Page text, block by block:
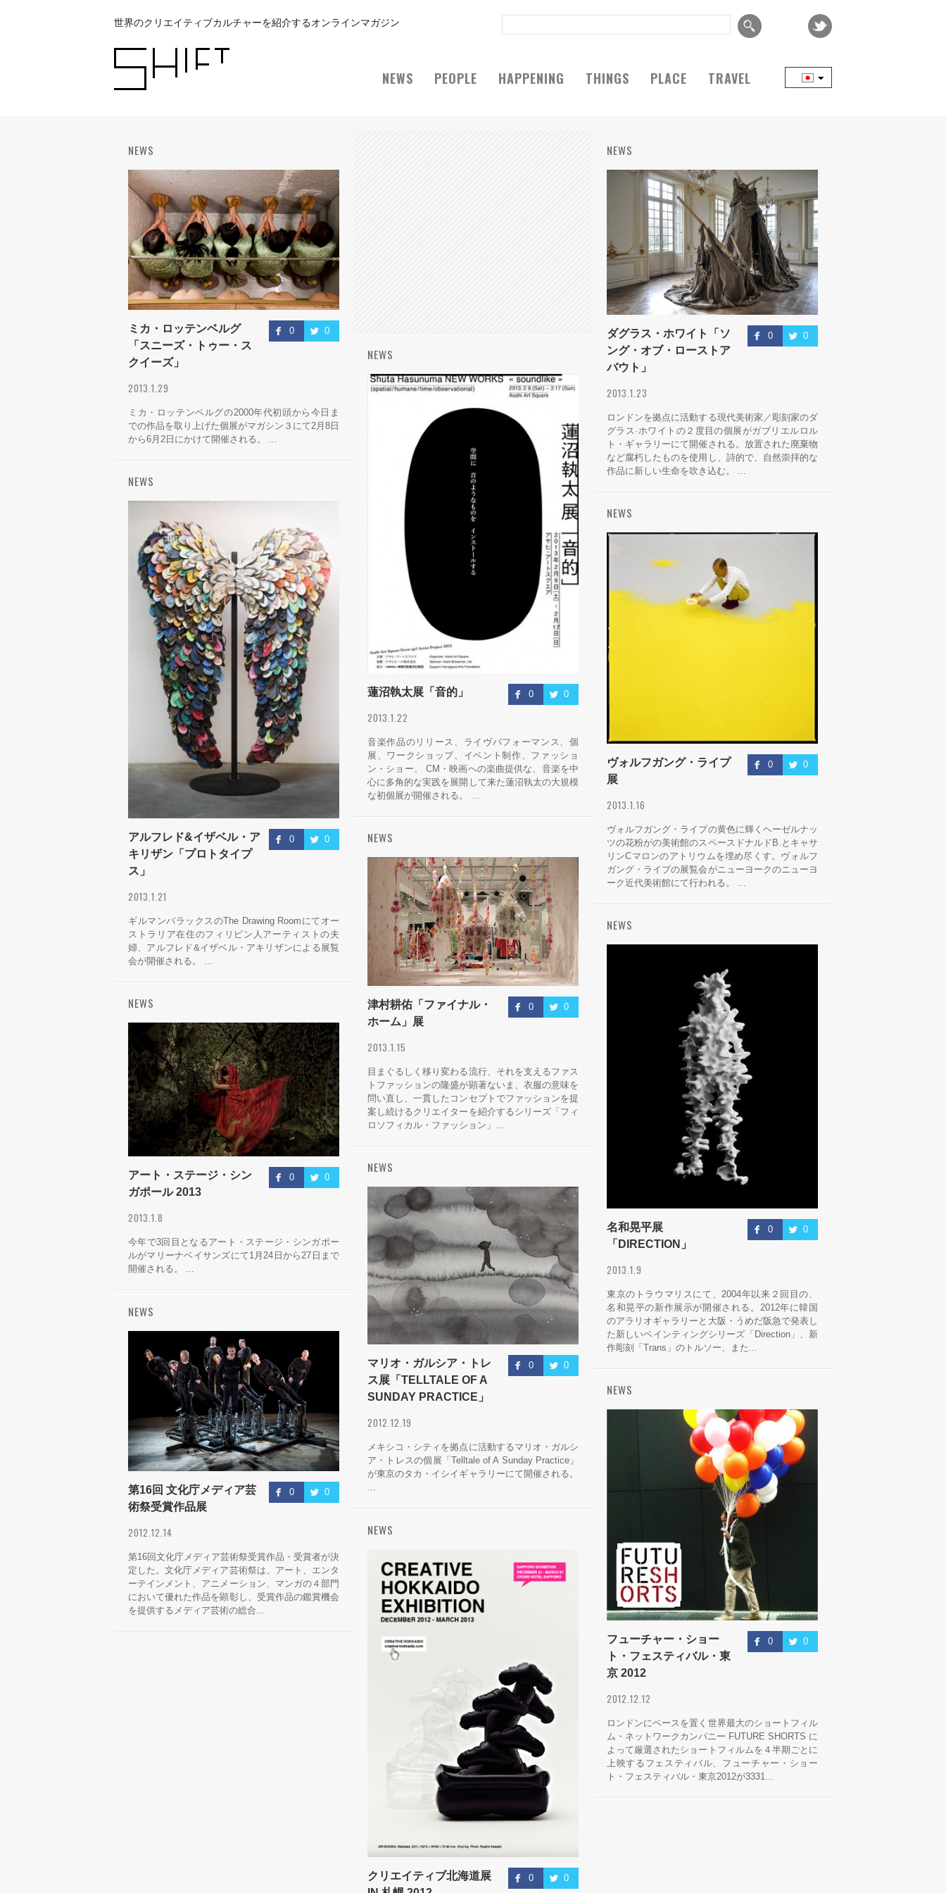
世界のクリエイティブカルチャーを紹介するオンラインマガジン
NEWS PEOPLE HAPPENING THINGS PLACE TRAVEL
NEWS
0 0
ミカ・ロッテンベルグ
「スニーズ・トゥー・ス
クイーズ」
2013.1.29
ミカ・ロッテンベルグの2000年代初頭から今日ま
での作品を取り上げた個展がマガシン３にて2月8日
から6月2日にかけて開催される。 ...
NEWS
0 0
ダグラス・ホワイト「ソ
ング・オブ・ローストア
バウト」
2013.1.23
ロンドンを拠点に活動する現代美術家／彫刻家のダ
グラス·ホワイトの２度目の個展がガブリエルロル
ト・ギャラリーにて開催される。放置された廃棄物
など腐朽したものを使用し、詩的で、自然崇拝的な
作品に新しい生命を吹き込む。 ...
NEWS
0 0
蓮沼執太展「音的」
2013.1.22
音楽作品のリリース、ライヴパフォーマンス、個
展、ワークショップ、イベント制作、ファッショ
ン・ショー、 CM・映画への楽曲提供な、音楽を中
心に多角的な実践を展開して来た蓮沼執太の大規模
な初個展が開催される。 ...
NEWS
0 0
アルフレド&イザベル・ア
キリザン「プロトタイプ
ス」
2013.1.21
ギルマンバラックスのThe Drawing Roomにてオー
ストラリア在住のフィリピン人アーティストの夫
婦、アルフレド&イザベル・アキリザンによる展覧
会が開催される。 ...
NEWS
0 0
ヴォルフガング・ライプ
展
2013.1.16
ヴォルフガング・ライプの黄色に輝くヘーゼルナッ
ツの花粉がの美術館のスペースドナルドB.とキャサ
リンCマロンのアトリウムを埋め尽くす。ヴォルフ
ガング・ライプの展覧会がニューヨークのニューヨ
ーク近代美術館にて行われる。 ...
NEWS
0 0
津村耕佑「ファイナル・
ホーム」展
2013.1.15
目まぐるしく移り変わる流行、それを支えるファス
トファッションの隆盛が顕著ないま、衣服の意味を
問い直し、一貫したコンセプトでファッションを提
案し続けるクリエイターを紹介するシリーズ「フィ
ロソフィカル・ファッション」...
NEWS
0 0
名和晃平展
「DIRECTION」
2013.1.9
東京のトラウマリスにて、2004年以来２回目の、
名和晃平の新作展示が開催される。2012年に韓国
のアラリオギャラリーと大阪・うめだ阪急で発表し
た新しいペインティングシリーズ「Direction」、新
作彫刻「Trans」のトルソー、また...
NEWS
0 0
アート・ステージ・シン
ガポール 2013
2013.1.8
今年で3回目となるアート・ステージ・シンガポー
ルがマリーナベイサンズにて1月24日から27日まで
開催される。 ...
NEWS
0 0
マリオ・ガルシア・トレ
ス展「TELLTALE OF A
SUNDAY PRACTICE」
2012.12.19
メキシコ・シティを拠点に活動するマリオ・ガルシ
ア・トレスの個展「Telltale of A Sunday Practice」
が東京のタカ・イシイギャラリーにて開催される。
...
NEWS
0 0
第16回 文化庁メディア芸
術祭受賞作品展
2012.12.14
第16回文化庁メディア芸術祭受賞作品・受賞者が決
定した。文化庁メディア芸術祭は、アート、エンタ
ーテインメント、アニメーション、マンガの４部門
において優れた作品を顕彰し、受賞作品の鑑賞機会
を提供するメディア芸術の総合...
NEWS
0 0
フューチャー・ショー
ト・フェスティバル・東
京 2012
2012.12.12
ロンドンにベースを置く世界最大のショートフィル
ム・ネットワークカンパニー FUTURE SHORTS に
よって厳選されたショートフィルムを４半期ごとに
上映するフェスティバル、フューチャー・ショー
ト・フェスティバル・東京2012が3331...
NEWS
0 0
クリエイティブ北海道展